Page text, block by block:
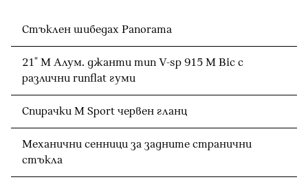
Стъклен шибедах Panorama
21" M Алум. джанти тип V-sp 915 M Bic с
различни runflat гуми
Спирачки M Sport червен гланц
Механични сенници за задните странични
стъкла